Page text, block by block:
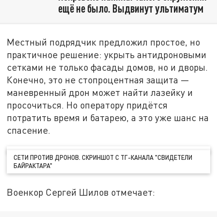
ещё не было. Выдвинут ультиматум
Местный подрядчик предложил простое, но
практичное решение: укрыть антидроновыми
сетками не только фасады домов, но и дворы.
Конечно, это не стопроцентная защита —
маневренный дрон может найти лазейку и
просочиться. Но оператору придётся
потратить время и батарею, а это уже шанс на
спасение.
СЕТИ ПРОТИВ ДРОНОВ. СКРИНШОТ С ТГ-КАНАЛА "СВИДЕТЕЛИ
БАЙРАКТАРА"
Военкор Сергей Шилов отмечает: